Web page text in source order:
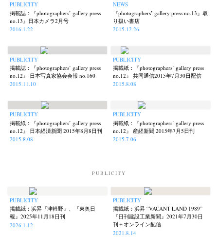
Workshop Documents
PUBLICITY
掲載誌：『photographers’ gallery press
no.13』日本カメラ2月号
2016.1.22
NEWS
『photographers’ gallery press no.13』取
り扱い書店
2015.12.26
PUBLICITY
掲載誌：『photographers’ gallery press
no.12』 日本写真家協会会報 no.160
2015.11.10
PUBLICITY
掲載紙：『photographers’ gallery press
no.12』 共同通信2015年7月30日配信
2015.8.08
PUBLICITY
掲載紙：『photographers’ gallery press
no.12』 日本経済新聞 2015年8月8日刊
2015.8.08
PUBLICITY
掲載紙：『photographers’ gallery press
no.12』 産経新聞 2015年7月5日刊
2015.7.06
PUBLICITY
PUBLICITY
掲載紙：浜昇『津軽野』、『東奥日
報』2025年11月18日刊
2026.1.12
PUBLICITY
掲載紙：浜昇 “VACANT LAND 1989”
『日刊建設工業新聞』2021年7月30日
刊＋オンライン配信
2021.8.14